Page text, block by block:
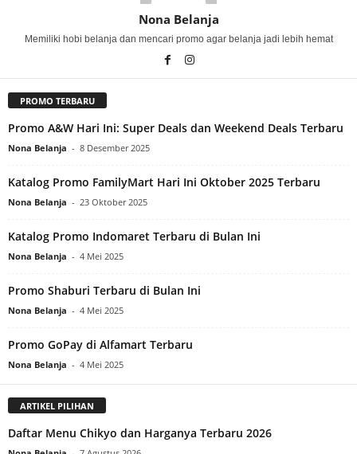
Nona Belanja
Memiliki hobi belanja dan mencari promo agar belanja jadi lebih hemat
PROMO TERBARU
Promo A&W Hari Ini: Super Deals dan Weekend Deals Terbaru
Nona Belanja - 8 Desember 2025
Katalog Promo FamilyMart Hari Ini Oktober 2025 Terbaru
Nona Belanja - 23 Oktober 2025
Katalog Promo Indomaret Terbaru di Bulan Ini
Nona Belanja - 4 Mei 2025
Promo Shaburi Terbaru di Bulan Ini
Nona Belanja - 4 Mei 2025
Promo GoPay di Alfamart Terbaru
Nona Belanja - 4 Mei 2025
ARTIKEL PILIHAN
Daftar Menu Chikyo dan Harganya Terbaru 2026